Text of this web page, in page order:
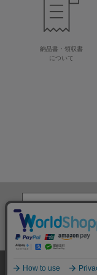
納品書・領収書
について
株式会